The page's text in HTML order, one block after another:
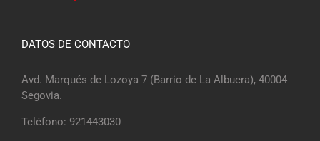
DATOS DE CONTACTO
Avd. Marqués de Lozoya 7 (Barrio de La Albuera), 40004
Segovia.
Teléfono: 921443030